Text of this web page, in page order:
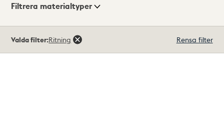
Visningsläge
Filtrera materialtyper
träffar
Valda filter:Ritning Rensa filter